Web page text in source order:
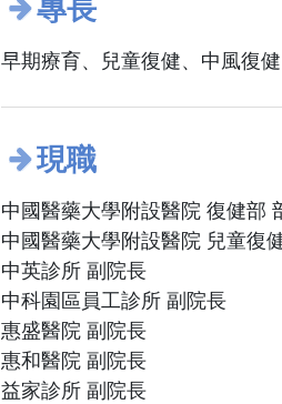
專長
早期療育、兒童復健、中風復
現職
中國醫藥大學附設醫院 復健部
中國醫藥大學附設醫院 兒童復
中英診所 副院長
中科園區員工診所 副院長
惠盛醫院 副院長
惠和醫院 副院長
益家診所 副院長